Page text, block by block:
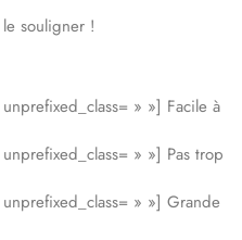
souligner !
» »] Facile à
» »] Pas trop
» »] Grande